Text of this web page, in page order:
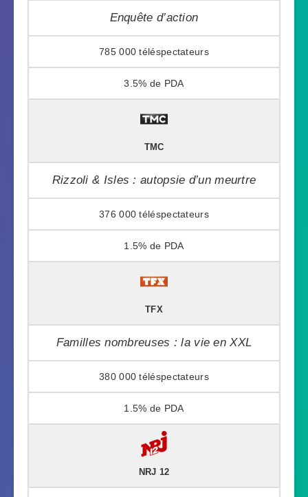
Enquête d’action
785 000
3.5%
TMC
Rizzoli & Isles : autopsie d’un meurtre
376 000
1.5%
TFX
Familles nombreuses : la vie en XXL
380 000
1.5%
NRJ 12